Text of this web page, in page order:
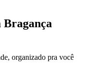
Bragança
organizado pra você